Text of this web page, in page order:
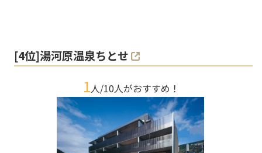
[4位]湯河原温泉ちとせ
1人/10人がおすすめ！